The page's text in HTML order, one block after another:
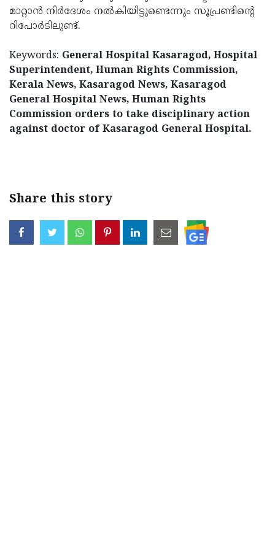
മാറ്റാന്‍ നിര്‍ദേശം നല്‍കിയിട്ടുണ്ടെന്നും സൂപ്രണ്ടിന്റെ
റിപോര്‍ടിലുണ്ട്.
Keywords: General Hospital Kasaragod, Hospital
Superintendent, Human Rights Commission,
Kerala News, Kasaragod News, Kasaragod
General Hospital News, Human Rights
Commission orders to take disciplinary action
against doctor of Kasaragod General Hospital.
Share this story